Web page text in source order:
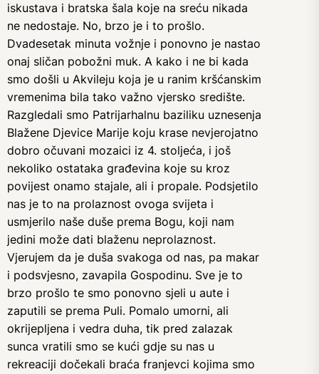
iskustava i bratska šala koje na sreću nikada
ne nedostaje. No, brzo je i to prošlo.
Dvadesetak minuta vožnje i ponovno je nastao
onaj sličan pobožni muk. A kako i ne bi kada
smo došli u Akvileju koja je u ranim kršćanskim
vremenima bila tako važno vjersko središte.
Razgledali smo Patrijarhalnu baziliku uznesenja
Blažene Djevice Marije koju krase nevjerojatno
dobro očuvani mozaici iz 4. stoljeća, i još
nekoliko ostataka građevina koje su kroz
povijest onamo stajale, ali i propale. Podsjetilo
nas je to na prolaznost ovoga svijeta i
usmjerilo naše duše prema Bogu, koji nam
jedini može dati blaženu neprolaznost.
Vjerujem da je duša svakoga od nas, pa makar
i podsvjesno, zavapila Gospodinu. Sve je to
brzo prošlo te smo ponovno sjeli u aute i
zaputili se prema Puli. Pomalo umorni, ali
okrijepljena i vedra duha, tik pred zalazak
sunca vratili smo se kući gdje su nas u
rekreaciji dočekali braća franjevci kojima smo